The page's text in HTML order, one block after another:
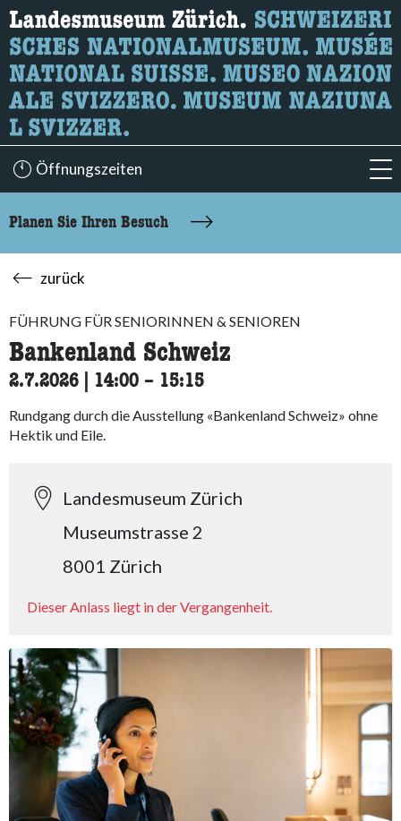
Wonach suchen Sie?
Hier können Sie nach Inhalten der Seite suchen.
Öffnungszeiten
Planen Sie Ihren Besuch
zurück
FÜHRUNG FÜR SENIORINNEN & SENIOREN
Bankenland Schweiz
2.7.2026 14:00 accessibility.time_to
– 15:15
Rundgang durch die Ausstellung «Bankenland Schweiz» ohne
Hektik und Eile.
Landesmuseum Zürich
Museumstrasse 2
8001 Zürich
Dieser Anlass liegt in der Vergangenheit.